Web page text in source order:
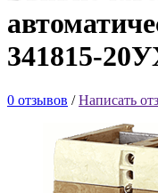
341815-
0 отзывов /Написать